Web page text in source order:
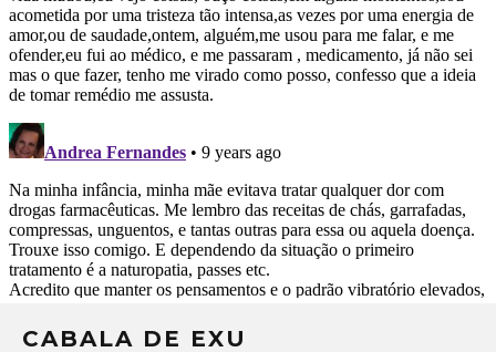
CABALA DE EXU